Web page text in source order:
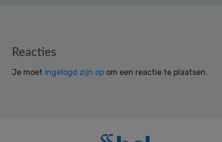
Reader
Reacties
Je moet ingelogd zijn op om een reactie te plaatsen.